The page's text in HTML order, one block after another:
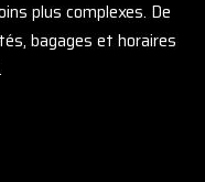
plus complexes. De
bagages et horaires